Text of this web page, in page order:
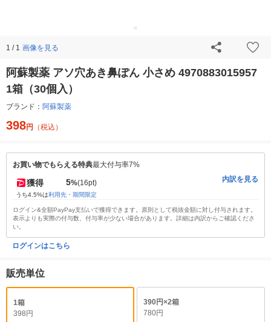
1 / 1 画像を見る
阿蘇製薬 アソ穴あき鼻ぽん 小さめ 4970883015957
1箱（30個入）
ブランド： 阿蘇製薬
398円 （税込）
お買い物でもらえる特典最大付与率7%
獲得 5%(16pt)
うち4.5%は利用先・期間限定
内訳を見る
ログイン&全額PayPay支払いで獲得できます。原則として税抜金額に対し付与されます。
表示よりも実際の付与数、付与率が少ない場合があります。詳細は内訳からご確認くださ
い。
ログインはこちら
販売単位
1箱
398円
390円×2箱
780円